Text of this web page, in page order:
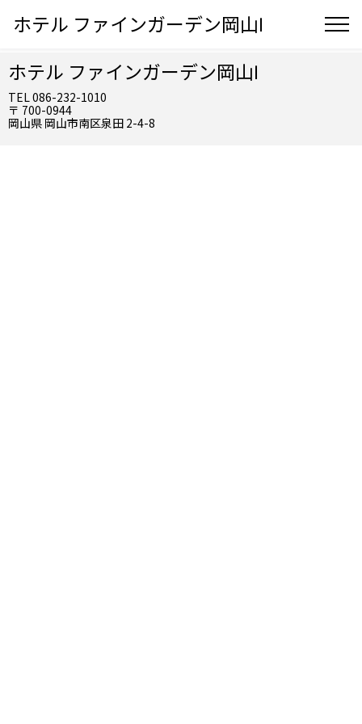
ホテル ファインガーデン岡山Ⅰ
ホテル ファインガーデン岡山Ⅰ
TEL 086-232-1010
〒 700-0944
岡山県 岡山市南区泉田 2-4-8